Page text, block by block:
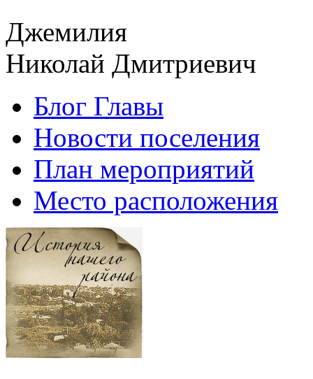
Джемилия
Николай Дмитриевич
Блог Главы
Новости поселения
План мероприятий
Место расположения